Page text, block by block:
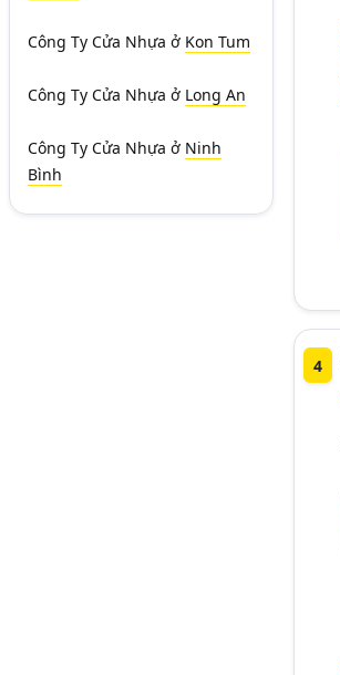
Công Ty Cửa Nhựa ở Kon Tum
Công Ty Cửa Nhựa ở Long An
Công Ty Cửa Nhựa ở Ninh
Bình
4